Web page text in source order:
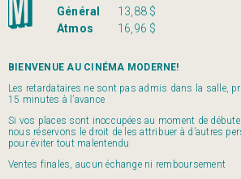
Général
13,88 $
Atmos
16,96 $
BIENVENUE AU CINÉMA MODERNE!
Les retardataires ne sont pas admis dans la salle,
15 minutes à l’avance
Si vos places sont inoccupées au moment de
nous réservons le droit de les attribuer à d’autres
pour éviter tout malentendu
Ventes finales, aucun échange ni remboursement